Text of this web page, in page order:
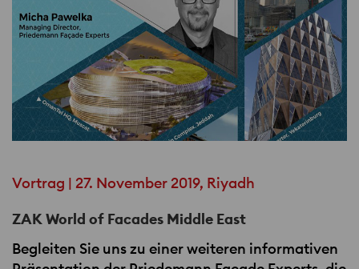
Vortrag | 27. November 2019, Riyadh
ZAK World of Facades Middle East
Begleiten Sie uns zu einer weiteren informativen